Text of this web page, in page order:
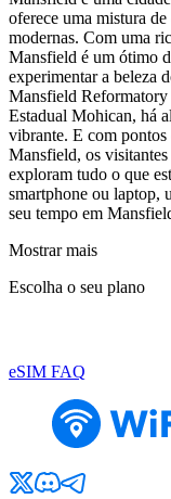
oferece uma mistura
modernas. Com uma
Mansfield é um ótimo
experimentar a beleza
Mansfield Reformatory
Estadual Mohican, há
vibrante. E com pontos
Mansfield, os
exploram tudo o que
smartphone ou laptop,
seu tempo em
Mostrar mais
Escolha o seu plano
eSIM FAQ